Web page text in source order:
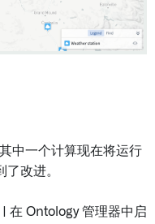
中一个计算现在将运行
改进。
| 在 Ontology 管理器中启